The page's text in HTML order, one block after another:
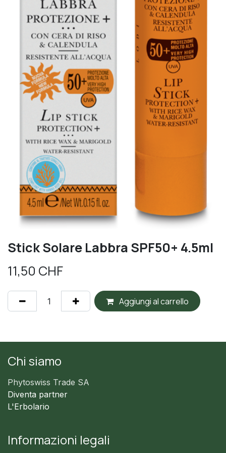
Stick Solare Labbra SPF50+ 4.5ml
11,50 CHF
Aggiungi al carrello
Chi siamo
Phytoswiss Trade SA
Diventa partner
L'Erbolario
Informazioni legali